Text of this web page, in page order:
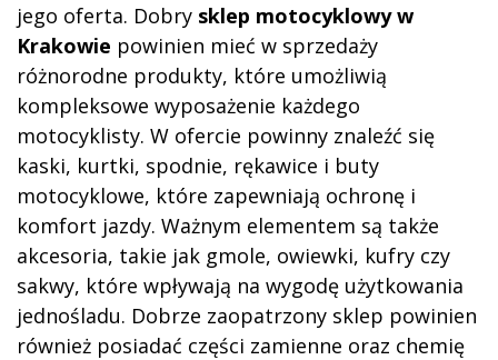
jego oferta. Dobry sklep motocyklowy w
Krakowie powinien mieć w sprzedaży
różnorodne produkty, które umożliwią
kompleksowe wyposażenie każdego
motocyklisty. W ofercie powinny znaleźć się
kaski, kurtki, spodnie, rękawice i buty
motocyklowe, które zapewniają ochronę i
komfort jazdy. Ważnym elementem są także
akcesoria, takie jak gmole, owiewki, kufry czy
sakwy, które wpływają na wygodę użytkowania
jednośladu. Dobrze zaopatrzony sklep powinien
również posiadać części zamienne oraz chemię